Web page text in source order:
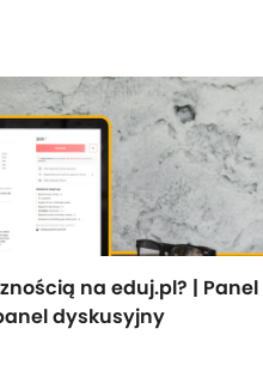
na eduj.pl? | Panel
dyskusyjny